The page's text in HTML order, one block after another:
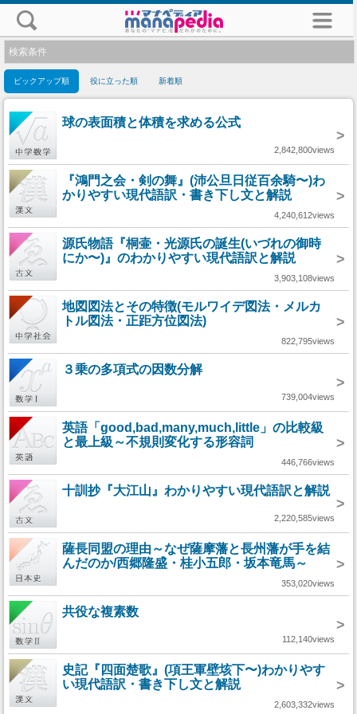
検索条件
ピックアップ順 役に立った順 新着順
球の表面積と体積を求める公式
>
2,842,800views
『鴻門之会・剣の舞』(沛公旦日従百余騎〜)わ
かりやすい現代語訳・書き下し文と解説
>
4,240,612views
源氏物語『桐壷・光源氏の誕生(いづれの御時
にか〜)』のわかりやすい現代語訳と解説
>
3,903,108views
地図図法とその特徴(モルワイデ図法・メルカ
トル図法・正距方位図法)
>
822,795views
３乗の多項式の因数分解
>
739,004views
英語「good,bad,many,much,little」の比較級
と最上級～不規則変化する形容詞
>
446,766views
十訓抄『大江山』わかりやすい現代語訳と解説
>
2,220,585views
薩長同盟の理由～なぜ薩摩藩と長州藩が手を結
んだのか/西郷隆盛・桂小五郎・坂本竜馬～
>
353,020views
共役な複素数
>
112,140views
史記『四面楚歌』(項王軍壁垓下〜)わかりやす
い現代語訳・書き下し文と解説
>
2,603,332views